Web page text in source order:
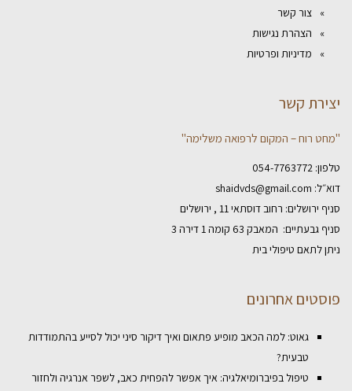
צור קשר
הצהרת נגישות
מדיניות ופרטיות
יצירת קשר
"מחט רוח – המקום לרפואה משלימה"
טלפון: 054-7763772
דוא״ל: shaidvds@gmail.com
סניף ירושלים: רחוב דוסתאי 11 , ירושלים
סניף גבעתיים: המאבק 63 קומה 1 דירה 3
ניתן לתאם טיפולי בית
פוסטים אחרונים
גאוט: למה הכאב מופיע פתאום ואיך דיקור סיני יכול לסייע בהתמודדות
טבעית?
טיפול בפיברומיאלגיה: איך אפשר להפחית כאב, לשפר אנרגיה ולחזור